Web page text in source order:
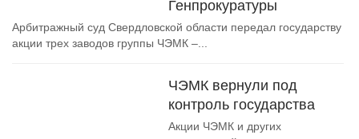
Генпрокуратуры
Арбитражный суд Свердловской области передал государству
акции трех заводов группы ЧЭМК –...
ЧЭМК вернули под
контроль государства
Акции ЧЭМК и других